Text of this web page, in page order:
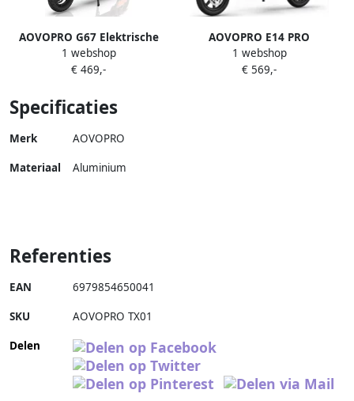
AOVOPRO G67 Elektrische
Step voor Volwassenen –
1200W Motor – 25 km u – 50
bediening – Opvouwbare
1 webshop
€ 469,-
AOVOPRO E14 PRO
Elektrische Step – 25 km u –
56V15.6AH – Tot 50 km – 14”
1 webshop
€ 569,-
Specificaties
Merk AOVOPRO
Materiaal Aluminium
Referenties
EAN 6979854650041
SKU AOVOPRO TX01
Delen